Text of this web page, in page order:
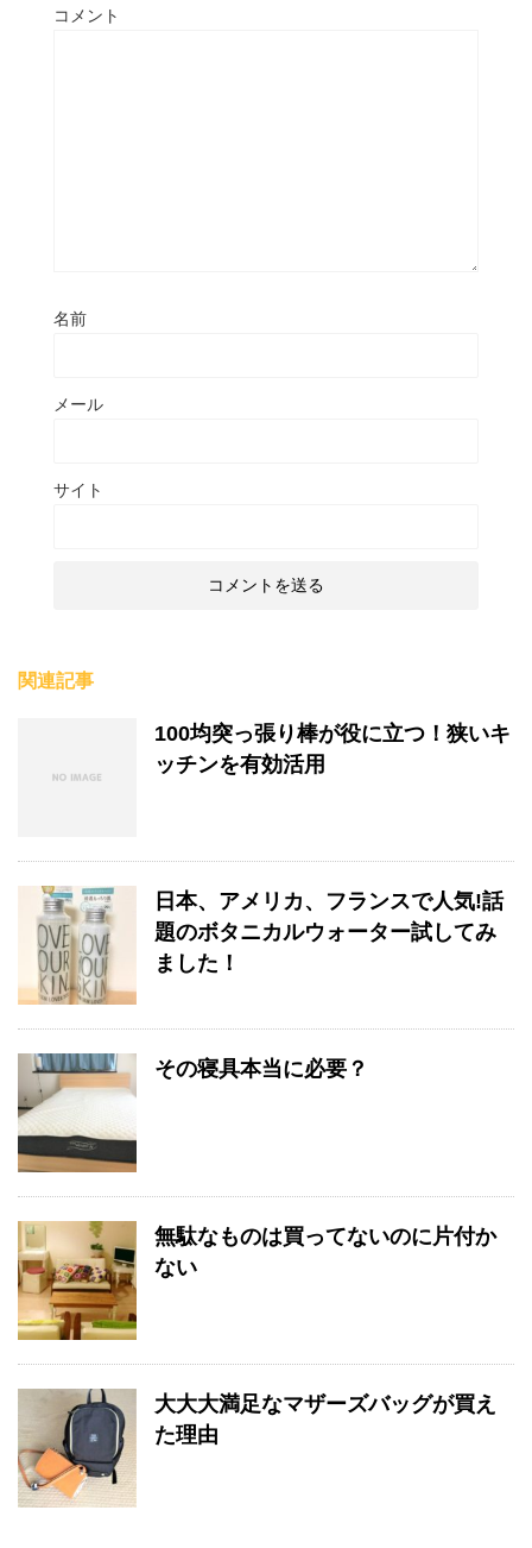
コメント
名前
メール
サイト
関連記事
100均突っ張り棒が役に立つ！狭いキ
ッチンを有効活用
日本、アメリカ、フランスで人気!話
題のボタニカルウォーター試してみ
ました！
その寝具本当に必要？
無駄なものは買ってないのに片付か
ない
大大大満足なマザーズバッグが買え
た理由